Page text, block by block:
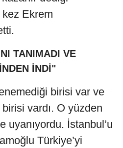
kez Ekrem
TANIMADI VE
İNDİ"
birisi var ve
vardı. O yüzden
uyanıyordu. İstanbul’u
Türkiye’yi